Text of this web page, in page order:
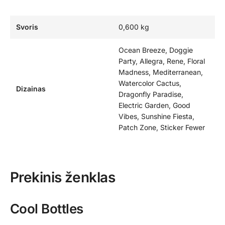
Svoris 0,600 kg
Dizainas
Ocean Breeze, Doggie
Party, Allegra, Rene, Floral
Madness, Mediterranean,
Watercolor Cactus,
Dragonfly Paradise,
Electric Garden, Good
Vibes, Sunshine Fiesta,
Patch Zone, Sticker Fewer
Prekinis ženklas
Cool Bottles